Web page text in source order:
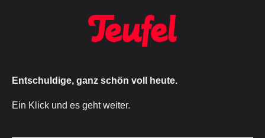
Entschuldige, ganz schön voll heute.
Ein Klick und es geht weiter.